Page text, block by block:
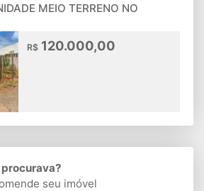
MEIO TERRENO NO
R$ 120.000,00
seu imóvel